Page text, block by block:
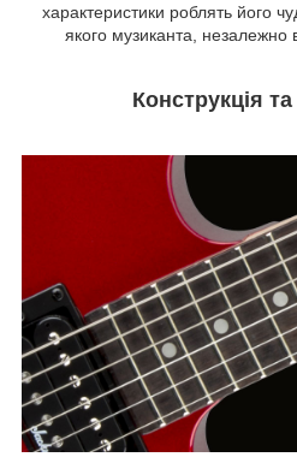
характеристики роблять його
якого музиканта, незалежно
Конструкція